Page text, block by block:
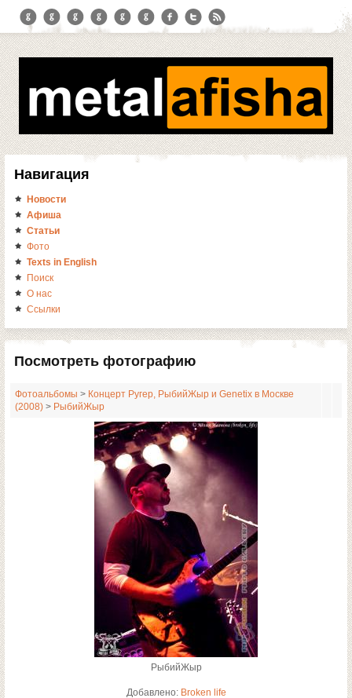
Навигация
Новости
Афиша
Статьи
Фото
Texts in English
Поиск
О нас
Ссылки
Посмотреть фотографию
Фотоальбомы > Концерт Ругер, РыбийЖыр и Genetix в Москве
(2008) > РыбийЖыр
РыбийЖыр
Добавлено: Broken life